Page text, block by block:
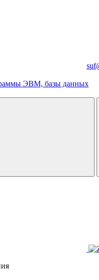
ЭВМ, базы данных